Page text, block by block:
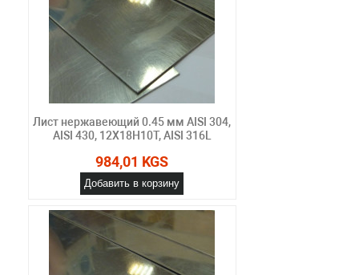
Лист нержавеющий 0.45 мм AISI 304,
AISI 430, 12Х18Н10Т, AISI 316L
984,01 KGS
Добавить в корзину